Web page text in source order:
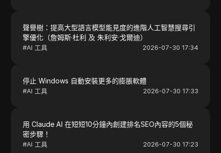
聲譽樹：提高大型語言模型能見度的進階人工智慧搜尋引
擎優化（詹姆斯·杜利 及 朱利安·戈爾迪）
#AI 工具 2026-07-30 17:34
停止 Windows 自動安裝更多的膨脹軟體
#AI 工具 2026-07-30 17:33
用 Claude AI 在短短10分鐘內創建排名SEO內容的5個秘
密步驟！
#AI 工具 2026-07-30 17:23